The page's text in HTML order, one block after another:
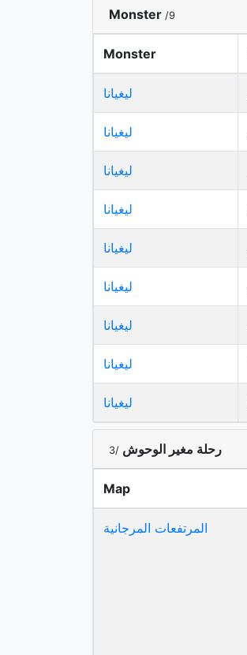
Monster /9
Monster
ليغيانا
ليغيانا
ليغيانا
ليغيانا
ليغيانا
ليغيانا
ليغيانا
ليغيانا
ليغيانا
رحلة مغير الوحوش /3
Map
المرتفعات المرجانية